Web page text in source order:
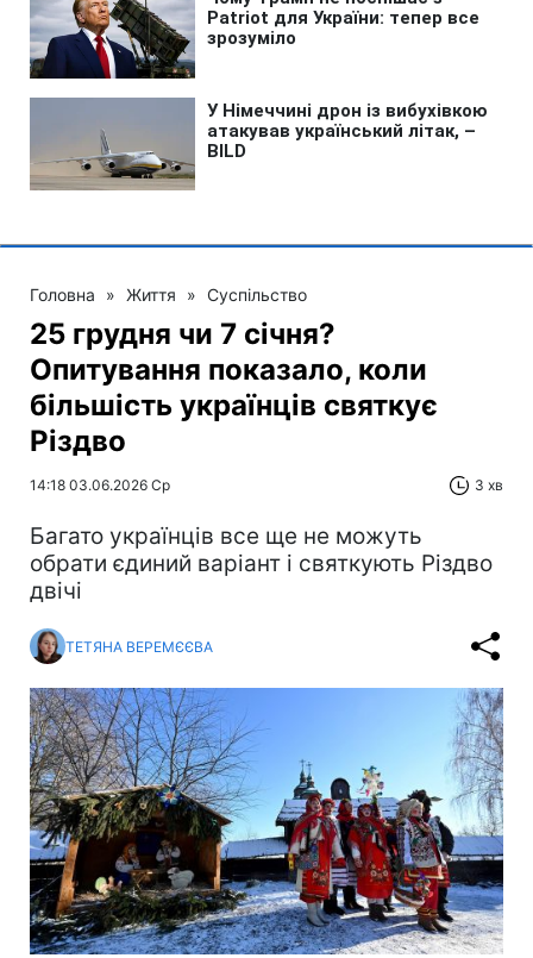
Головна » Життя » Суспільство
25 грудня чи 7 січня?
Опитування показало, коли
більшість українців святкує
Різдво
14:18 03.06.2026 Ср 3 хв
Багато українців все ще не можуть
обрати єдиний варіант і святкують Різдво
двічі
ТЕТЯНА ВЕРЕМЄЄВА